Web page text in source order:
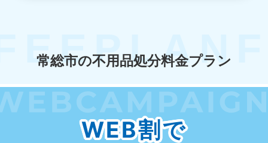
常総市の不用品処分料金プラン
WEB割で